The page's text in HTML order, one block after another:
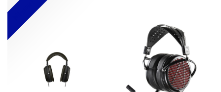
Nieuw!